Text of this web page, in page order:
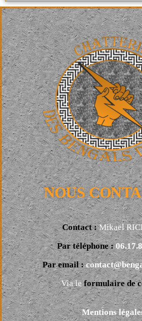
NOUS
Contact : Mikaël
Par téléphone :
Par email :
Via leformulaire de
Mentions